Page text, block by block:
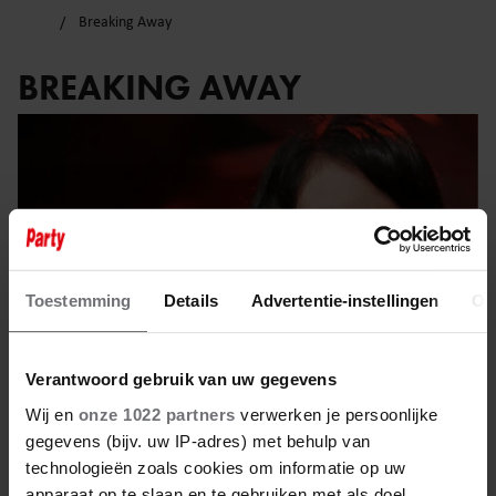
Toestemming Details Advertentie-instellingen
Verantwoord gebruik van uw gegevens
Wij en onze 1022 partners verwerken je persoonlijke
gegevens (bijv. uw IP-adres) met behulp van
technologieën zoals cookies om informatie op uw
Breaking Away
BREAKING AWAY
9 mei 2025